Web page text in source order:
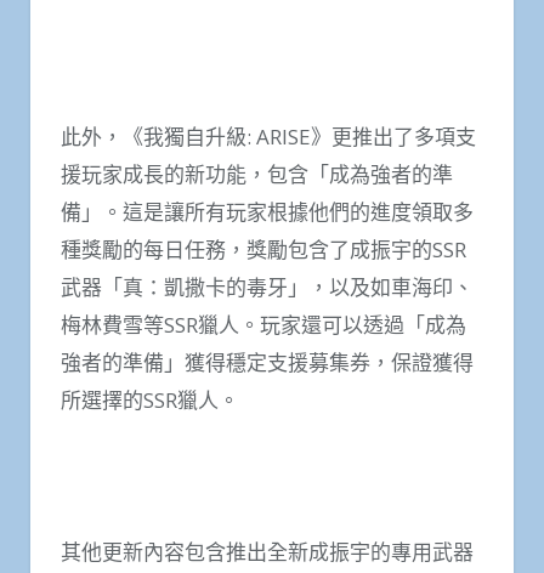
此外，《我獨自升級: ARISE》更推出了多項支
援玩家成長的新功能，包含「成為強者的準
備」。這是讓所有玩家根據他們的進度領取多
種獎勵的每日任務，獎勵包含了成振宇的SSR
武器「真：凱撒卡的毒牙」，以及如車海印、
梅林費雪等SSR獵人。玩家還可以透過「成為
強者的準備」獲得穩定支援募集券，保證獲得
所選擇的SSR獵人。
其他更新內容包含推出全新成振宇的專用武器